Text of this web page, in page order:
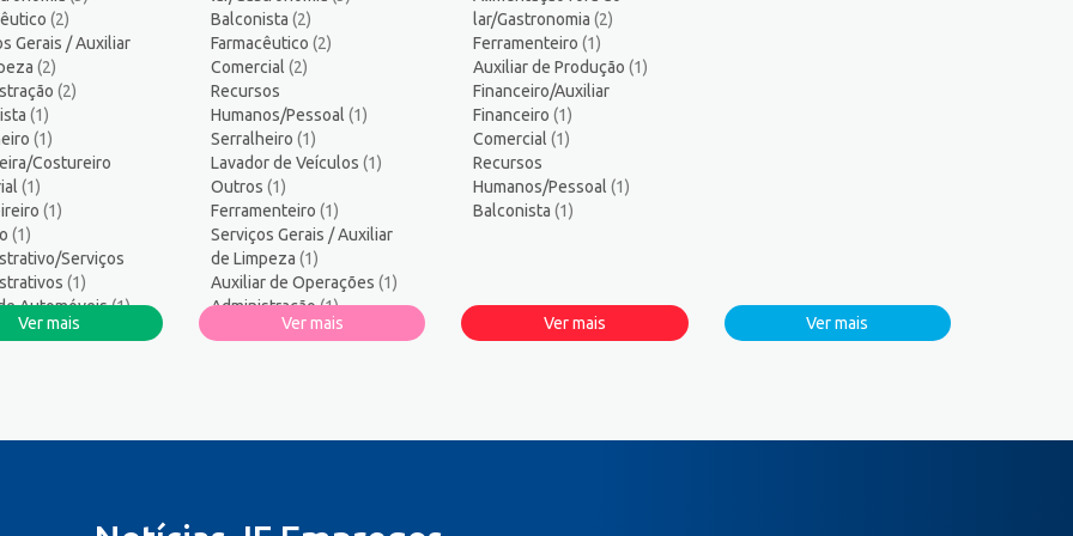
Professor
5
de Educação Infantil
1
1
1
Humanos/Pessoal
3
do Trabalho
2
Diversos
1
Informática
1
Consultor de Vendas
4
(2)
Gerais / Auxiliar
(2)
(2)
(1)
(1)
Costureiro
(1)
(1)
(1)
Serviços
(1)
Automóveis(1)
de Veículos
Ver mais
Balconista (2)
Farmacêutico (2)
Comercial (2)
Recursos
Humanos/Pessoal (1)
Serralheiro (1)
Lavador de Veículos (1)
Outros (1)
Ferramenteiro (1)
Serviços Gerais / Auxiliar
de Limpeza (1)
Auxiliar de Operações (1)
Administração(1)
Financeiro/Auxiliar
Ver mais
lar/Gastronomia(2)
Ferramenteiro(1)
Auxiliar de Produção(1)
Financeiro/Auxiliar
Financeiro(1)
Comercial(1)
Recursos
Humanos/Pessoal(1)
Balconista(1)
Ver mais Ver mais